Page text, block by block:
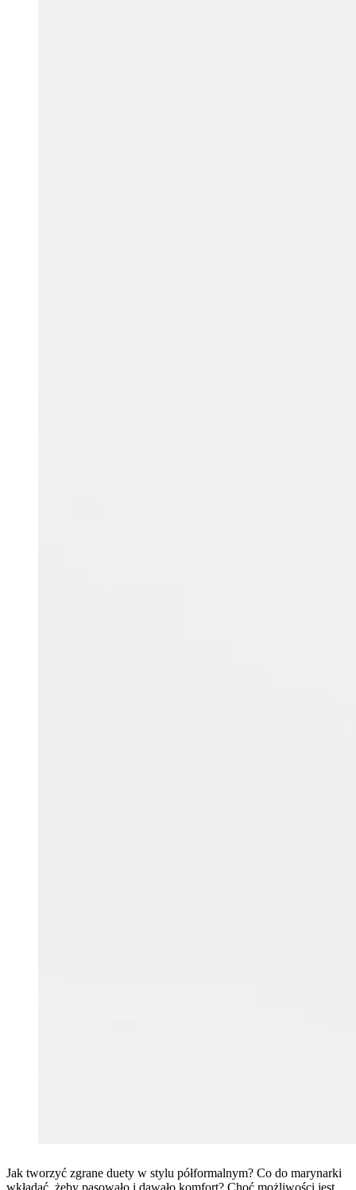
Jak tworzyć zgrane duety w stylu półformalnym? Co do marynarki